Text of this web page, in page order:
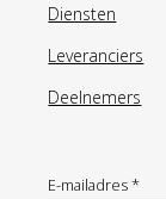
Diensten
Leveranciers
Deelnemers
E-mailadres *